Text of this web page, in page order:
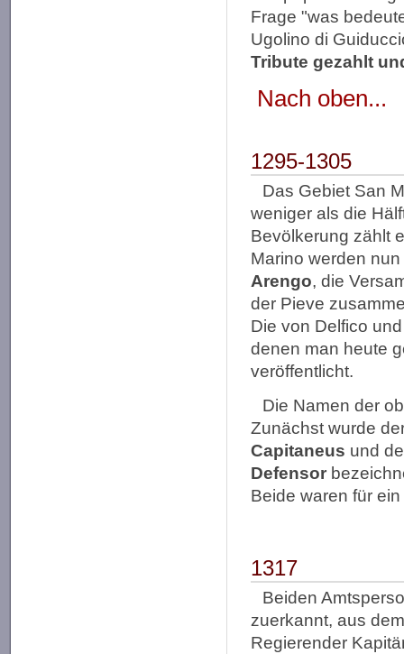
Frage "was
Ugolino di
Tribute gezahlt
Nach oben...
1295-1305
Das Gebiet San
weniger als die
Bevölkerung zählt
Marino werden
Arengo, die
der Pieve
Die von Delfico
denen man heute
veröffentlicht.
Die Namen der
Zunächst wurde
Capitaneus und
Defensor
Beide waren für
1317
Beiden
zuerkannt, aus
Regierender